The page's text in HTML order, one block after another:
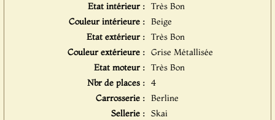
Etat intérieur : Très Bon
Couleur intérieure : Beige
Etat extérieur : Très Bon
Couleur extérieure : Grise Métallisée
Etat moteur : Très Bon
Nbr de places : 4
Carrosserie : Berline
Sellerie : Skai